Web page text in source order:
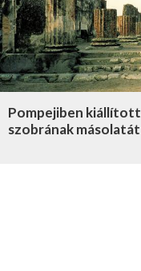
Pompejiben
szobrának másolatát